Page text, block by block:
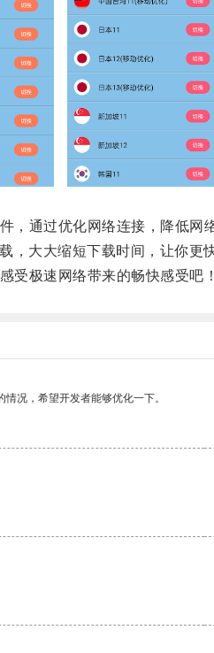
通过优化网络连接，降低网
大大缩短下载时间，让你更快
极速网络带来的畅快感受吧！
况，希望开发者能够优化一下。